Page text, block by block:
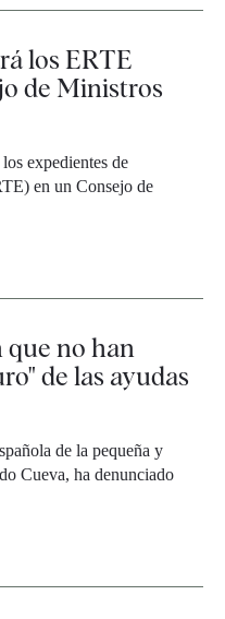
los ERTE
de Ministros
expedientes de
en un Consejo de
que no han
de las ayudas
de la pequeña y
Cueva, ha denunciado